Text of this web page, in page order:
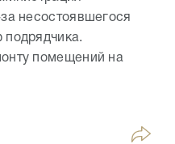
несостоявшегося
подрядчика.
помещений на